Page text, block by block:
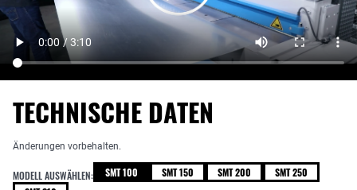
TECHNISCHE DATEN
Änderungen vorbehalten.
MODELL AUSWÄHLEN: SMT 100 SMT 150 SMT 200
SMT 250